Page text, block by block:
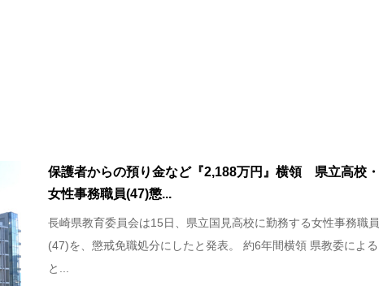
保護者からの預り金など『2,188万円』横領 県立高校・
女性事務職員(47)懲...
長崎県教育委員会は15日、県立国見高校に勤務する女性事務職員
(47)を、懲戒免職処分にしたと発表。 約6年間横領 県教委による
と...